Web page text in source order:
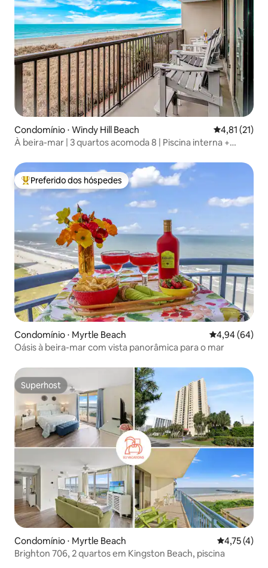
Condomínio ⋅ Windy Hill Beach 4,81 de uma
4,81 (21)
À beira-mar | 3 quartos acomoda 8 | Piscina interna +
Entre os melhores preferidos dos hóspedes
Preferido dos hóspedes
Condomínio ⋅ Myrtle Beach 4,94 de uma
4,94 (64)
Oásis à beira-mar com vista panorâmica para o mar
Superhost
Superhost
Condomínio ⋅ Myrtle Beach 4,75 de
4,75 (4)
Brighton 706, 2 quartos em Kingston Beach, piscina